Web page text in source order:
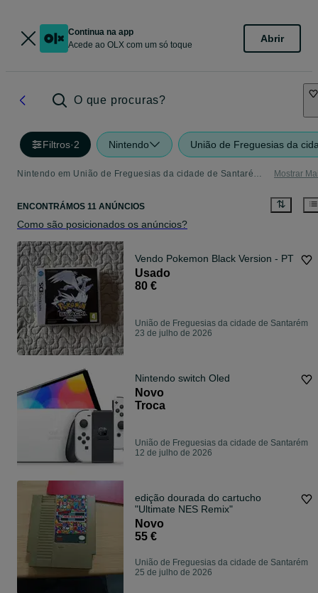
Continua na app
Acede ao OLX com um só toque
Abrir
O que procuras?
Filtros·2 Nintendo União de Freguesias da
Nintendo em União de Freguesias da cidade de Santarém - tudo o que precisa Mostrar
ENCONTRÁMOS 11 ANÚNCIOS
Como são posicionados os anúncios?
Vendo Pokemon Black Version - PT
Usado
80 €
União de Freguesias da cidade de Santarém
23 de julho de 2026
Nintendo switch Oled
Novo
Troca
União de Freguesias da cidade de Santarém
12 de julho de 2026
edição dourada do cartucho
"Ultimate NES Remix"
Novo
55 €
União de Freguesias da cidade de Santarém
25 de julho de 2026